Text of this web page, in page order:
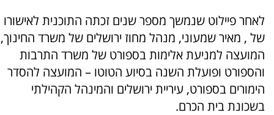
לאחר פיילוט שנמשך מספר שנים זכתה התוכנית לאישורו
של , מאיר שמעוני, מנהל מחוז ירושלים של משרד החינוך,
המועצה למניעת אלימות בספורט של משרד התרבות
והספורט ופועלת השנה בסיוע הטוטו – המועצה להסדר
הימורים בספורט, עיריית ירושלים והמינהל הקהילתי
בשכונת בית הכרם.